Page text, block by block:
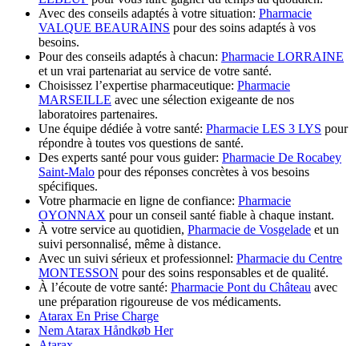
Avec des conseils adaptés à votre situation: Pharmacie
VALQUE BEAURAINS pour des soins adaptés à vos
besoins.
Pour des conseils adaptés à chacun: Pharmacie LORRAINE
et un vrai partenariat au service de votre santé.
Choisissez l’expertise pharmaceutique: Pharmacie
MARSEILLE avec une sélection exigeante de nos
laboratoires partenaires.
Une équipe dédiée à votre santé: Pharmacie LES 3 LYS pour
répondre à toutes vos questions de santé.
Des experts santé pour vous guider: Pharmacie De Rocabey
Saint-Malo pour des réponses concrètes à vos besoins
spécifiques.
Votre pharmacie en ligne de confiance: Pharmacie
OYONNAX pour un conseil santé fiable à chaque instant.
À votre service au quotidien, Pharmacie de Vosgelade et un
suivi personnalisé, même à distance.
Avec un suivi sérieux et professionnel: Pharmacie du Centre
MONTESSON pour des soins responsables et de qualité.
À l’écoute de votre santé: Pharmacie Pont du Château avec
une préparation rigoureuse de vos médicaments.
Atarax En Prise Charge
Nem Atarax Håndkøb Her